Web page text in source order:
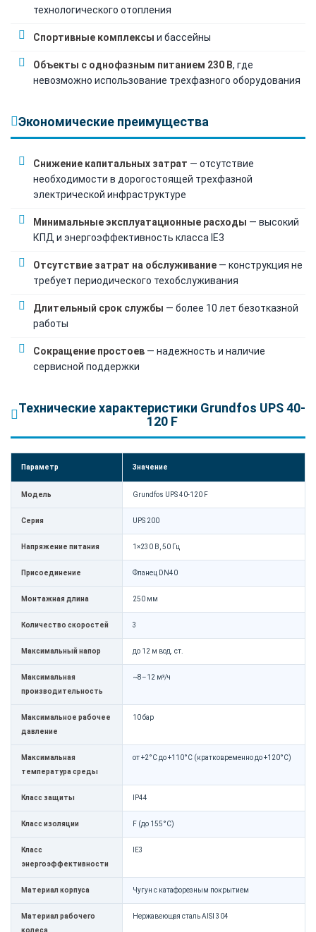
технологического отопления
Спортивные комплексы и бассейны
Объекты с однофазным питанием 230 В, где
невозможно использование трехфазного оборудования
Экономические преимущества
Снижение капитальных затрат — отсутствие
необходимости в дорогостоящей трехфазной
электрической инфраструктуре
Минимальные эксплуатационные расходы — высокий
КПД и энергоэффективность класса IE3
Отсутствие затрат на обслуживание — конструкция не
требует периодического техобслуживания
Длительный срок службы — более 10 лет безотказной
работы
Сокращение простоев — надежность и наличие
сервисной поддержки
Технические характеристики Grundfos UPS 40-
120 F
Параметр Значение
Модель Grundfos UPS 40-120 F
Серия UPS 200
Напряжение питания 1×230 В, 50 Гц
Присоединение Фланец DN40
Монтажная длина 250 мм
Количество скоростей 3
Максимальный напор до 12 м вод. ст.
Максимальная
производительность
~8–12 м³/ч
Максимальное рабочее
давление
10 бар
Максимальная
температура среды
от +2°C до +110°C (кратковременно до +120°C)
Класс защиты IP44
Класс изоляции F (до 155°C)
Класс
энергоэффективности
IE3
Материал корпуса Чугун с катафорезным покрытием
Материал рабочего
колеса
Нержавеющая сталь AISI 304